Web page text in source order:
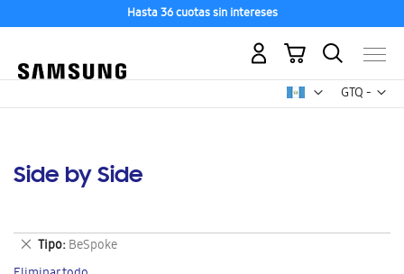
Hasta 36 cuotas sin intereses
GTQ -
quetzal
Mi carrito
Side by Side
Tipo BeSpoke
Eliminar
este